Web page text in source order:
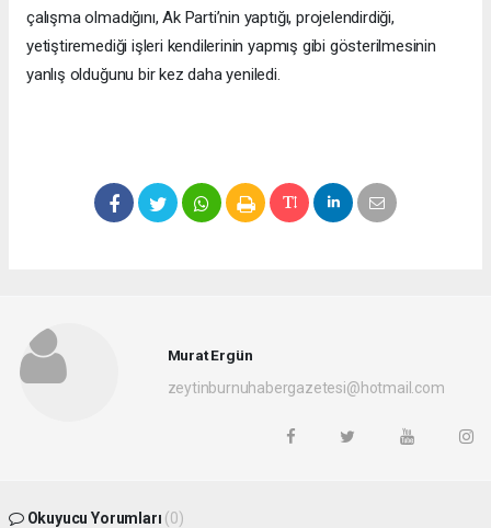
çalışma olmadığını, Ak Parti’nin yaptığı, projelendirdiği,
yetiştiremediği işleri kendilerinin yapmış gibi gösterilmesinin
yanlış olduğunu bir kez daha yeniledi.
Murat Ergün
zeytinburnuhabergazetesi@hotmail.com
Okuyucu Yorumları (0)